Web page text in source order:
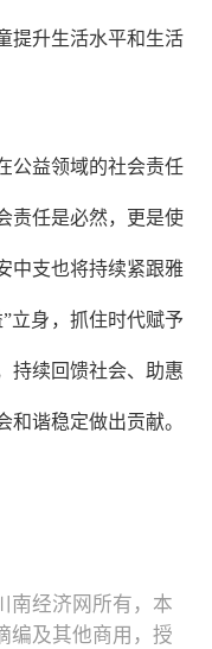
提升生活水平和生活
公益领域的社会责任
责任是必然，更是使
中支也将持续紧跟雅
立身，抓住时代赋予
持续回馈社会、助惠
和谐稳定做出贡献。
南经济网所有，本
编及其他商用，授